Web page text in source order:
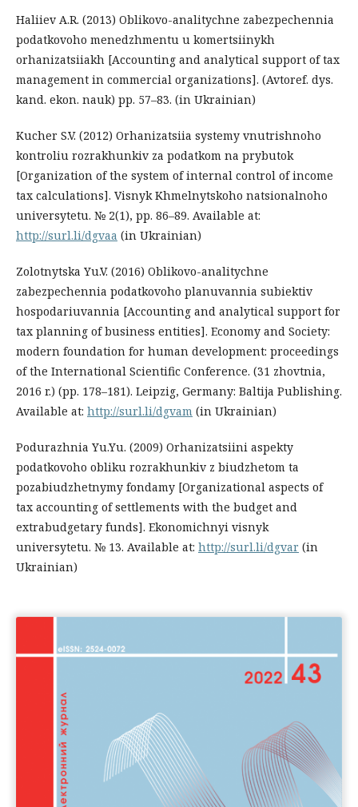
Haliiev A.R. (2013) Oblikovo-analitychne zabezpechennia
podatkovoho menedzhmentu u komertsiinykh
orhanizatsiiakh [Accounting and analytical support of tax
management in commercial organizations]. (Avtoref. dys.
kand. ekon. nauk) pp. 57–83. (in Ukrainian)
Kucher S.V. (2012) Orhanizatsiia systemy vnutrishnoho
kontroliu rozrakhunkiv za podatkom na prybutok
[Organization of the system of internal control of income
tax calculations]. Visnyk Khmelnytskoho natsionalnoho
universytetu. № 2(1), pp. 86–89. Available at:
http://surl.li/dgvaa (in Ukrainian)
Zolotnytska Yu.V. (2016) Oblikovo-analitychne
zabezpechennia podatkovoho planuvannia subiektiv
hospodariuvannia [Accounting and analytical support for
tax planning of business entities]. Economy and Society:
modern foundation for human development: proceedings
of the International Scientific Conference. (31 zhovtnia,
2016 r.) (pp. 178–181). Leipzig, Germany: Baltija Publishing.
Available at: http://surl.li/dgvam (in Ukrainian)
Podurazhnia Yu.Yu. (2009) Orhanizatsiini aspekty
podatkovoho obliku rozrakhunkiv z biudzhetom ta
pozabiudzhetnymy fondamy [Organizational aspects of
tax accounting of settlements with the budget and
extrabudgetary funds]. Ekonomichnyi visnyk
universytetu. № 13. Available at: http://surl.li/dgvar (in
Ukrainian)